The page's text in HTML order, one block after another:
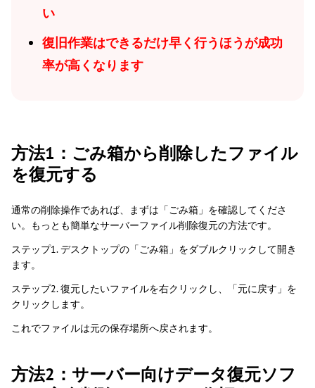
い
復旧作業はできるだけ早く行うほうが成功
率が高くなります
方法1：ごみ箱から削除したファイル
を復元する
通常の削除操作であれば、まずは「ごみ箱」を確認してくださ
い。もっとも簡単なサーバーファイル削除復元の方法です。
ステップ1. デスクトップの「ごみ箱」をダブルクリックして開き
ます。
ステップ2. 復元したいファイルを右クリックし、「元に戻す」を
クリックします。
これでファイルは元の保存場所へ戻されます。
方法2：サーバー向けデータ復元ソフ